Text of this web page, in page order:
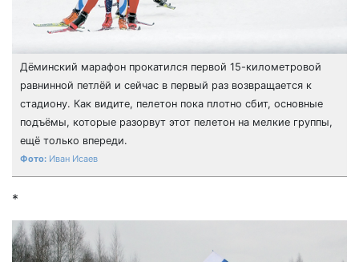
Дёминский марафон прокатился первой 15-километровой
равнинной петлёй и сейчас в первый раз возвращается к
стадиону. Как видите, пелетон пока плотно сбит, основные
подъёмы, которые разорвут этот пелетон на мелкие группы,
ещё только впереди.
Иван Исаев
*